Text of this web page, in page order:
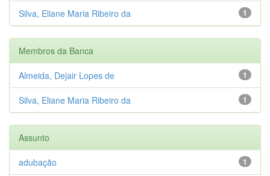
1
Silva, Eliane Maria Ribeiro da
Membros da Banca
1
Almeida, Dejair Lopes de
1
Silva, Eliane Maria Ribeiro da
Assunto
1
adubação